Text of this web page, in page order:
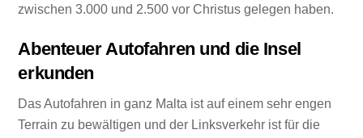
zwischen 3.000 und 2.500 vor Christus gelegen haben.
Abenteuer Autofahren und die Insel
erkunden
Das Autofahren in ganz Malta ist auf einem sehr engen
Terrain zu bewältigen und der Linksverkehr ist für die